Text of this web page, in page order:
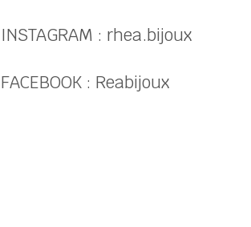
INSTAGRAM : rhea.bijoux
FACEBOOK : Reabijoux